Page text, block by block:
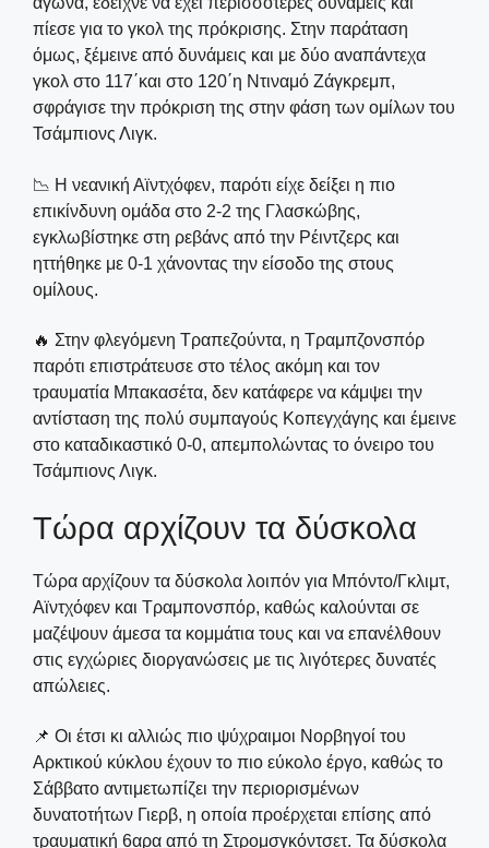
πίεσε για το γκολ της πρόκρισης. Στην παράταση
όμως, ξέμεινε από δυνάμεις και με δύο αναπάντεχα
γκολ στο 117΄και στο 120΄η Ντιναμό Ζάγκρεμπ,
σφράγισε την πρόκριση της στην φάση των ομίλων του
Τσάμπιονς Λιγκ.
📉 Η νεανική Αϊντχόφεν, παρότι είχε δείξει η πιο
επικίνδυνη ομάδα στο 2-2 της Γλασκώβης,
εγκλωβίστηκε στη ρεβάνς από την Ρέιντζερς και
ηττήθηκε με 0-1 χάνοντας την είσοδο της στους
ομίλους.
🔥 Στην φλεγόμενη Τραπεζούντα, η Τραμπζονσπόρ
παρότι επιστράτευσε στο τέλος ακόμη και τον
τραυματία Μπακασέτα, δεν κατάφερε να κάμψει την
αντίσταση της πολύ συμπαγούς Κοπεγχάγης και έμεινε
στο καταδικαστικό 0-0, απεμπολώντας το όνειρο του
Τσάμπιονς Λιγκ.
Τώρα αρχίζουν τα δύσκολα
Τώρα αρχίζουν τα δύσκολα λοιπόν για Μπόντο/Γκλιμτ,
Αϊντχόφεν και Τραμπονσπόρ, καθώς καλούνται σε
μαζέψουν άμεσα τα κομμάτια τους και να επανέλθουν
στις εγχώριες διοργανώσεις με τις λιγότερες δυνατές
απώλειες.
📌 Οι έτσι κι αλλιώς πιο ψύχραιμοι Νορβηγοί του
Αρκτικού κύκλου έχουν το πιο εύκολο έργο, καθώς το
Σάββατο αντιμετωπίζει την περιορισμένων
δυνατοτήτων Γιερβ, η οποία προέρχεται επίσης από
τραυματική 6αρα από τη Στρομσγκόντσετ. Τα δύσκολα